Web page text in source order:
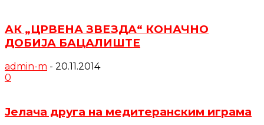
АК „ЦРВЕНА ЗВЕЗДА“ КОНАЧНО
ДОБИЈА БАЦАЛИШТЕ
admin-m - 20.11.2014
0
Јелача друга на медитеранским играма